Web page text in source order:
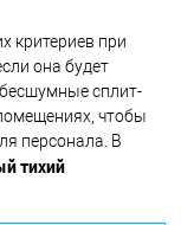
критериев при
она будет
сплит-
чтобы
персонала. В
тихий